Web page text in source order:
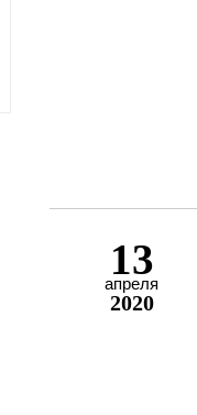
13
апреля
2020